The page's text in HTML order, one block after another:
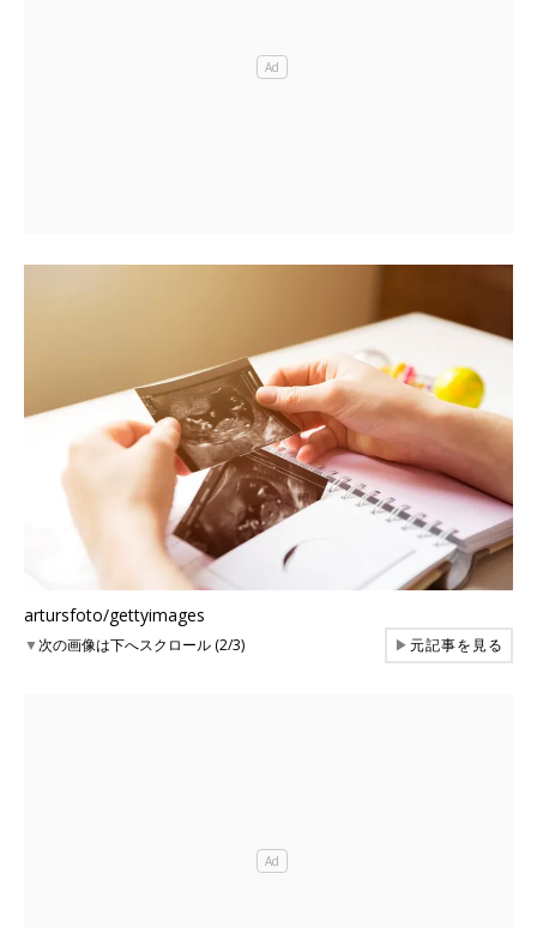
artursfoto/gettyimages
▼次の画像は下へスクロール (2/3) ▶元記事を見る